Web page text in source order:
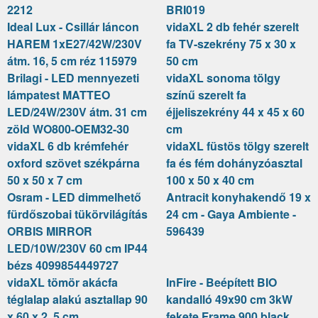
2212
BRI019
Ideal Lux - Csillár láncon
HAREM 1xE27/42W/230V
átm. 16, 5 cm réz 115979
vidaXL 2 db fehér szerelt
fa TV-szekrény 75 x 30 x
50 cm
Brilagi - LED mennyezeti
lámpatest MATTEO
LED/24W/230V átm. 31 cm
zöld WO800-OEM32-30
vidaXL sonoma tölgy
színű szerelt fa
éjjeliszekrény 44 x 45 x 60
cm
vidaXL 6 db krémfehér
oxford szövet székpárna
50 x 50 x 7 cm
vidaXL füstös tölgy szerelt
fa és fém dohányzóasztal
100 x 50 x 40 cm
Osram - LED dimmelhető
fürdőszobai tükörvilágítás
ORBIS MIRROR
LED/10W/230V 60 cm IP44
bézs 4099854449727
Antracit konyhakendő 19 x
24 cm - Gaya Ambiente -
596439
vidaXL tömör akácfa
téglalap alakú asztallap 90
InFire - Beépített BIO
kandalló 49x90 cm 3kW